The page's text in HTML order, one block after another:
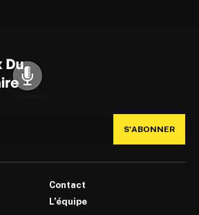
S'ABONNER
Contact
L’équipe